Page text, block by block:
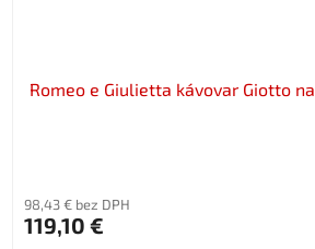
Romeo e Giulietta kávovar Giotto
98,43 € bez DPH
119,10 €